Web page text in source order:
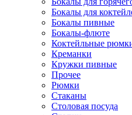
Бокалы для
Бокалы пивные
Бокалы-флюте
Коктейльные
Креманки
Кружки пивные
Прочее
Рюмки
Стаканы
Столовая посуда